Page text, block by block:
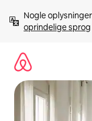
videre
Nogle
oprindelige sprog